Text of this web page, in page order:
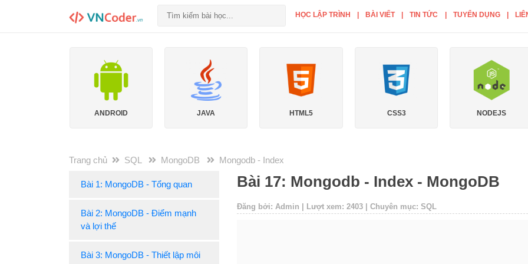
HỌC LẬP TRÌNH BÀI VIẾT TIN TỨC TUYỂN DỤNG
JAVA HTML5 CSS3 NODEJS VUEJS
Trang chủ SQL MongoDB Mongodb - Index
Bài 1: MongoDB - Tổng quan
Bài 2: MongoDB - Điểm mạnh
và lợi thế
Bài 3: MongoDB - Thiết lập môi
Bài 17: Mongodb - Index - MongoDB
Đăng bởi: Admin | Lượt xem: 2403 | Chuyên mục: SQL